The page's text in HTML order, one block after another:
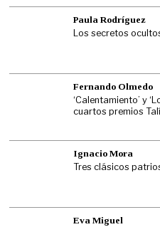
Paula Rodríguez
Los secretos
Fernando Olmedo
‘Calentamiento’ y
cuartos premios
Ignacio Mora
Tres clásicos
Eva Miguel